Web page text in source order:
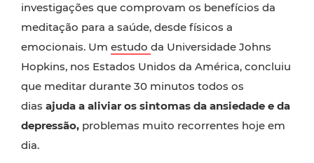
investigações que comprovam os benefícios da
meditação para a saúde, desde físicos a
emocionais. Um estudo da Universidade Johns
Hopkins, nos Estados Unidos da América, concluiu
que meditar durante 30 minutos todos os
dias ajuda a aliviar os sintomas da ansiedade e da
depressão, problemas muito recorrentes hoje em
dia.